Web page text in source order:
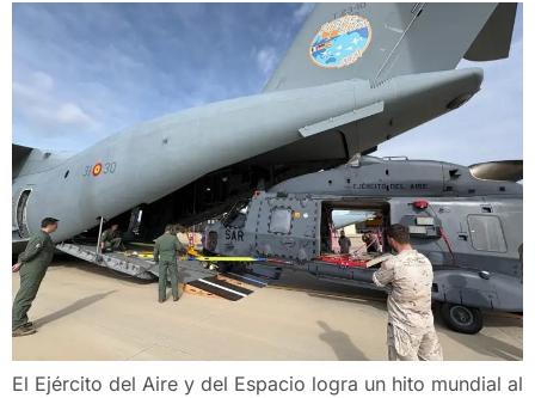
El Ejército del Aire y del Espacio logra un hito mundial al